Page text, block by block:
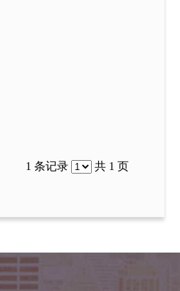
1 条记录 共 1 页